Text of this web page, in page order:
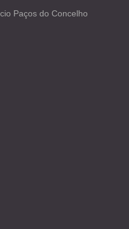
Paços do Concelho